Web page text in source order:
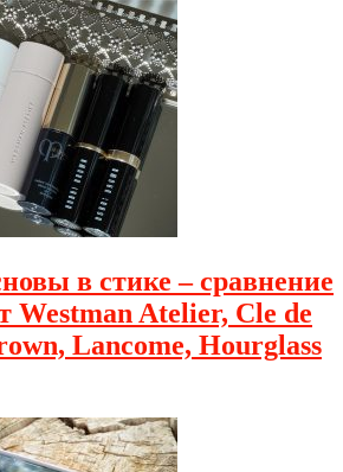
в стике – сравнение
Westman Atelier, Cle de
Lancome, Hourglass